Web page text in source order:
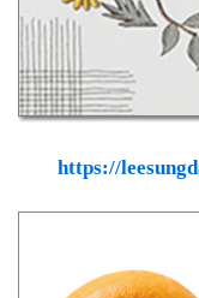
https://